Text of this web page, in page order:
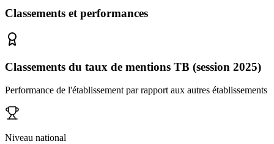
Classements et performances
Classements du taux de mentions TB (session 2025)
Performance de l'établissement par rapport aux autres établissements
Niveau national